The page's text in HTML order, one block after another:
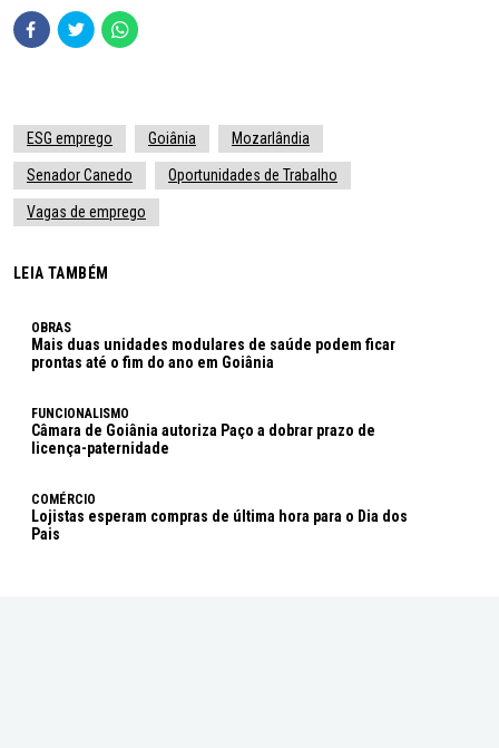
ESG emprego Goiânia Mozarlândia
Senador Canedo Oportunidades de Trabalho
Vagas de emprego
LEIA TAMBÉM
OBRAS
Mais duas unidades modulares de saúde podem ficar
prontas até o fim do ano em Goiânia
FUNCIONALISMO
Câmara de Goiânia autoriza Paço a dobrar prazo de
licença-paternidade
COMÉRCIO
Lojistas esperam compras de última hora para o Dia dos
Pais